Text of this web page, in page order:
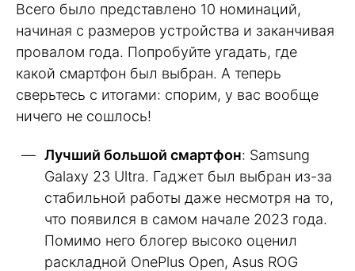
Всего было представлено 10 номинаций,
начиная с размеров устройства и заканчивая
провалом года. Попробуйте угадать, где
какой смартфон был выбран. А теперь
сверьтесь с итогами: спорим, у вас вообще
ничего не сошлось!
Лучший большой смартфон: Samsung
Galaxy 23 Ultra. Гаджет был выбран из-за
стабильной работы даже несмотря на то,
что появился в самом начале 2023 года.
Помимо него блогер высоко оценил
раскладной OnePlus Open, Asus ROG